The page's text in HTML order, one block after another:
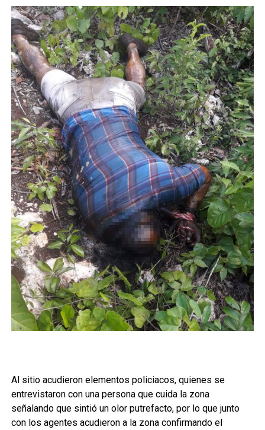
Al sitio acudieron elementos policiacos, quienes se
entrevistaron con una persona que cuida la zona
señalando que sintió un olor putrefacto, por lo que junto
con los agentes acudieron a la zona confirmando el